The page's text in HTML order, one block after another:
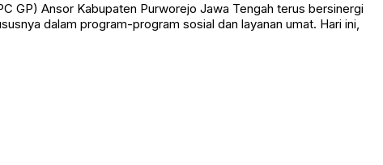
GP) Ansor Kabupaten Purworejo Jawa Tengah terus bersinergi
dalam program-program sosial dan layanan umat. Hari ini,